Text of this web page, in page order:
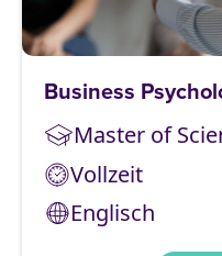
Business
Master of
Vollzeit
Englisch